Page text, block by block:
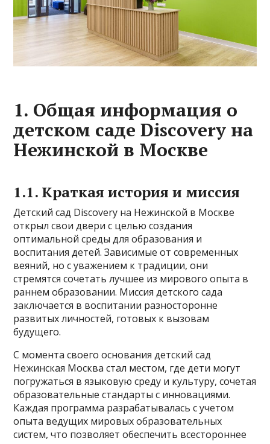
1. Общая информация о
детском саде Discovery на
Нежинской в Москве
1.1. Краткая история и миссия
Детский сад Discovery на Нежинской в Москве
открыл свои двери с целью создания
оптимальной среды для образования и
воспитания детей. Зависимые от современных
веяний, но с уважением к традиции, они
стремятся сочетать лучшее из мирового опыта в
раннем образовании. Миссия детского сада
заключается в воспитании разносторонне
развитых личностей, готовых к вызовам
будущего.
С момента своего основания детский сад
Нежинская Москва стал местом, где дети могут
погружаться в языковую среду и культуру, сочетая
образовательные стандарты с инновациями.
Каждая программа разрабатывалась с учетом
опыта ведущих мировых образовательных
систем, что позволяет обеспечить всестороннее